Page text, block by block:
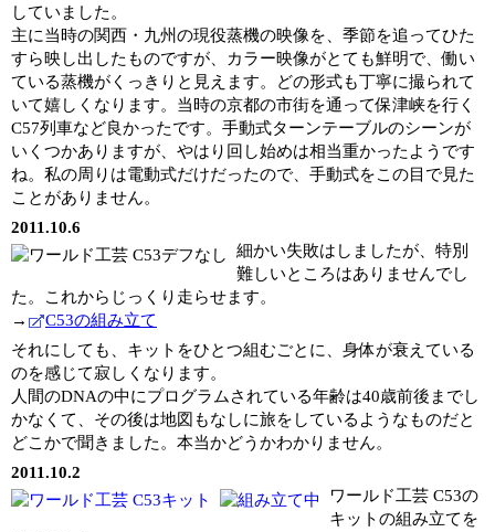
していました。
主に当時の関西・九州の現役蒸機の映像を、季節を追ってひた
すら映し出したものですが、カラー映像がとても鮮明で、働い
ている蒸機がくっきりと見えます。どの形式も丁寧に撮られて
いて嬉しくなります。当時の京都の市街を通って保津峡を行く
C57列車など良かったです。手動式ターンテーブルのシーンが
いくつかありますが、やはり回し始めは相当重かったようです
ね。私の周りは電動式だけだったので、手動式をこの目で見た
ことがありません。
2011.10.6
細かい失敗はしましたが、特別
難しいところはありませんでし
た。これからじっくり走らせます。
→
C53の組み立て
それにしても、キットをひとつ組むごとに、身体が衰えている
のを感じて寂しくなります。
人間のDNAの中にプログラムされている年齢は40歳前後までし
かなくて、その後は地図もなしに旅をしているようなものだと
どこかで聞きました。本当かどうかわかりません。
2011.10.2
ワールド工芸 C53の
キットの組み立てを